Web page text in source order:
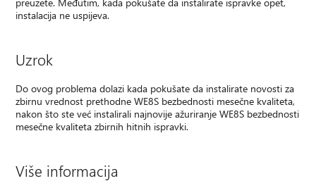
instalacija ne uspijeva.
Uzrok
Do ovog problema dolazi kada pokušate da instalirate novosti za
zbirnu vrednost prethodne WE8S bezbednosti mesečne kvaliteta,
nakon što ste već instalirali najnovije ažuriranje WE8S bezbednosti
mesečne kvaliteta zbirnih hitnih ispravki.
Više informacija